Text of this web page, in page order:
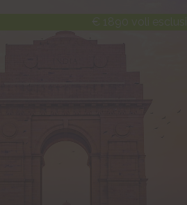
€ 1890 voli esclusi